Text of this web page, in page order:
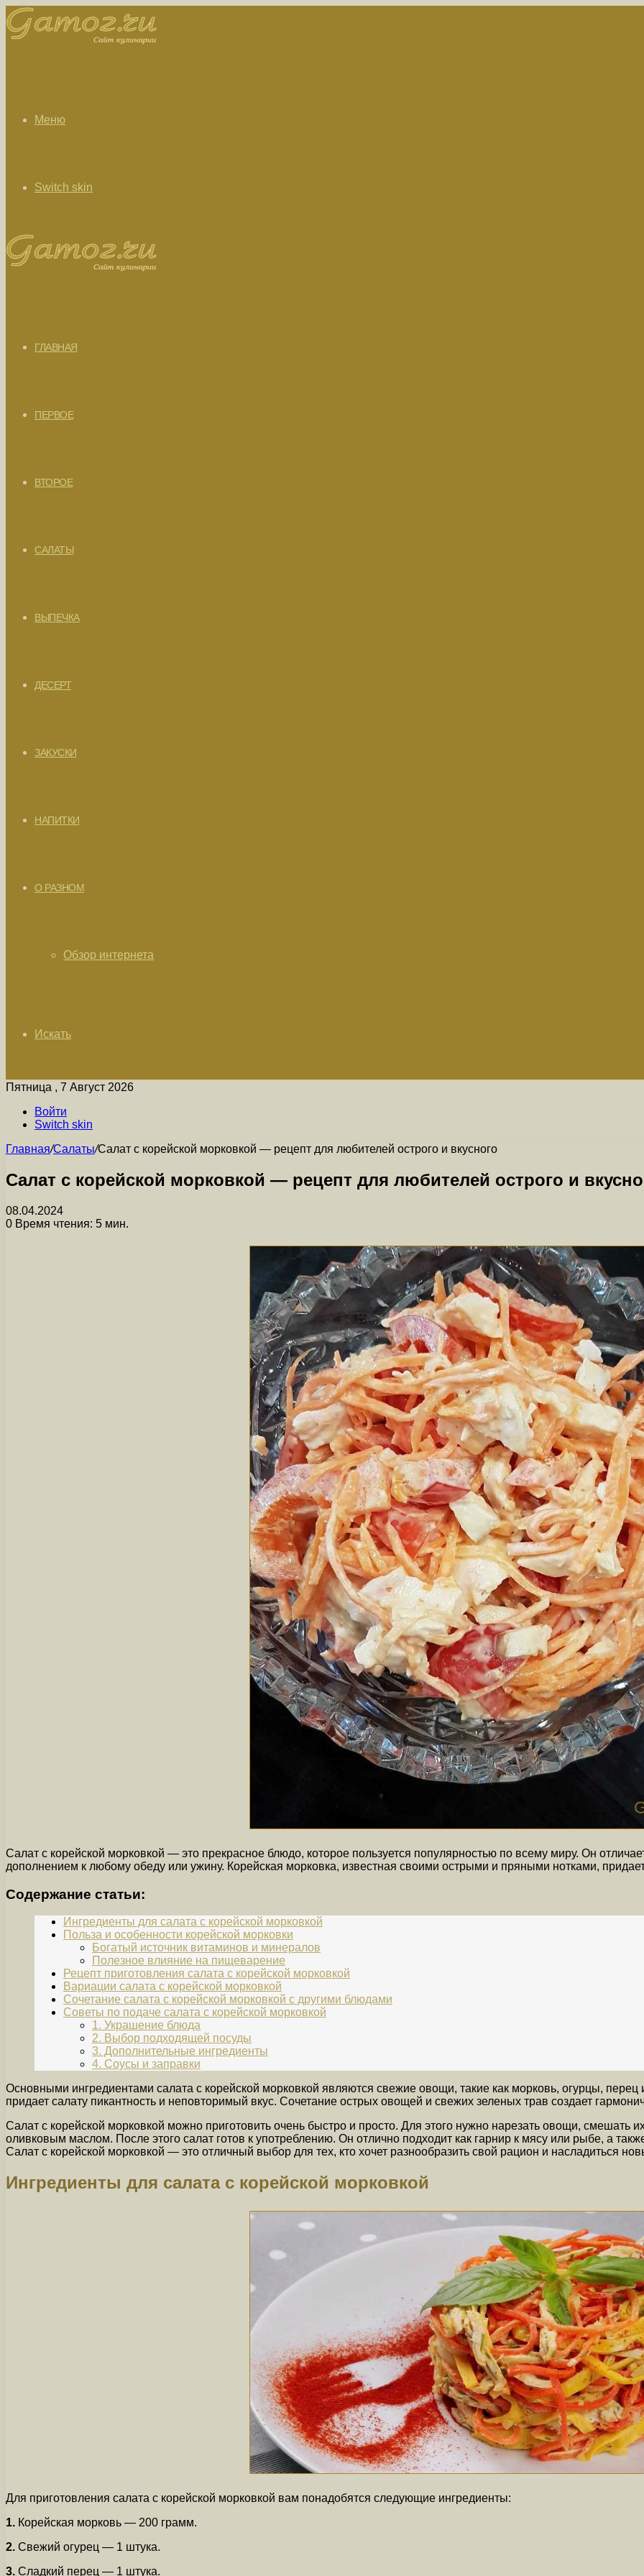
Меню
Switch skin
ГЛАВНАЯ
ПЕРВОЕ
ВТОРОЕ
САЛАТЫ
ВЫПЕЧКА
ДЕСЕРТ
ЗАКУСКИ
НАПИТКИ
О РАЗНОМ
Обзор интернета
Искать
Пятница , 7 Август 2026
Войти
Switch skin
Главная/Салаты/Салат с корейской морковкой — рецепт для любителей острого и вкусного
Салат с корейской морковкой — рецепт для любителей острого и
08.04.2024
0 Время чтения: 5 мин.
Салат с корейской морковкой — это прекрасное блюдо, которое пользуется популярностью по всему миру. Он
дополнением к любому обеду или ужину. Корейская морковка, известная своими острыми и пряными нотками,
Содержание статьи:
Ингредиенты для салата с корейской морковкой
Польза и особенности корейской морковки
Богатый источник витаминов и минералов
Полезное влияние на пищеварение
Рецепт приготовления салата с корейской морковкой
Вариации салата с корейской морковкой
Сочетание салата с корейской морковкой с другими блюдами
Советы по подаче салата с корейской морковкой
1. Украшение блюда
2. Выбор подходящей посуды
3. Дополнительные ингредиенты
4. Соусы и заправки
Основными ингредиентами салата с корейской морковкой являются свежие овощи, такие как морковь, огурцы, перец
придает салату пикантность и неповторимый вкус. Сочетание острых овощей и свежих зеленых трав создает
Салат с корейской морковкой можно приготовить очень быстро и просто. Для этого нужно нарезать овощи, смешать
оливковым маслом. После этого салат готов к употреблению. Он отлично подходит как гарнир к мясу или рыбе, а
Салат с корейской морковкой — это отличный выбор для тех, кто хочет разнообразить свой рацион и насладиться
Ингредиенты для салата с корейской морковкой
Для приготовления салата с корейской морковкой вам понадобятся следующие ингредиенты:
1. Корейская морковь — 200 грамм.
2. Свежий огурец — 1 штука.
3. Сладкий перец — 1 штука.